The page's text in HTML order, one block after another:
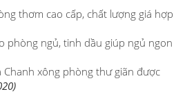
thơm cao cấp, chất lượng giá hợp
phòng ngủ, tinh dầu giúp ngủ ngon
Chanh xông phòng thư giãn được